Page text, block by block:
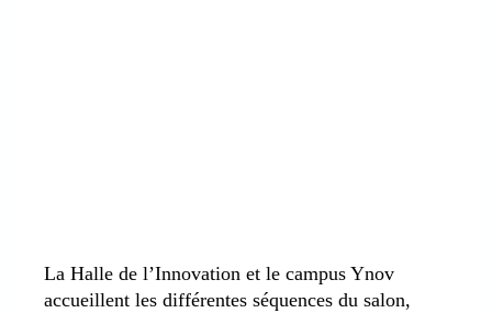
La Halle de l’Innovation et le campus Ynov
accueillent les différentes séquences du salon,